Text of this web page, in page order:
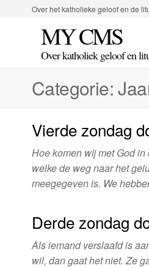
Over het katholieke geloof en de
MY CMS
Over katholiek geloof en
Categorie:
Vierde zondag
Hoe komen wij met God
welke de weg naar het
meegegeven is. We
Derde zondag
Als iemand verslaafd is
wil, dan gaat het niet. Ze